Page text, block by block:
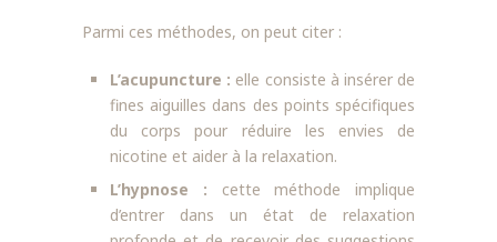
Parmi ces méthodes, on peut citer :
L’acupuncture : elle consiste à insérer de
fines aiguilles dans des points spécifiques
du corps pour réduire les envies de
nicotine et aider à la relaxation.
L’hypnose : cette méthode implique
d’entrer dans un état de relaxation